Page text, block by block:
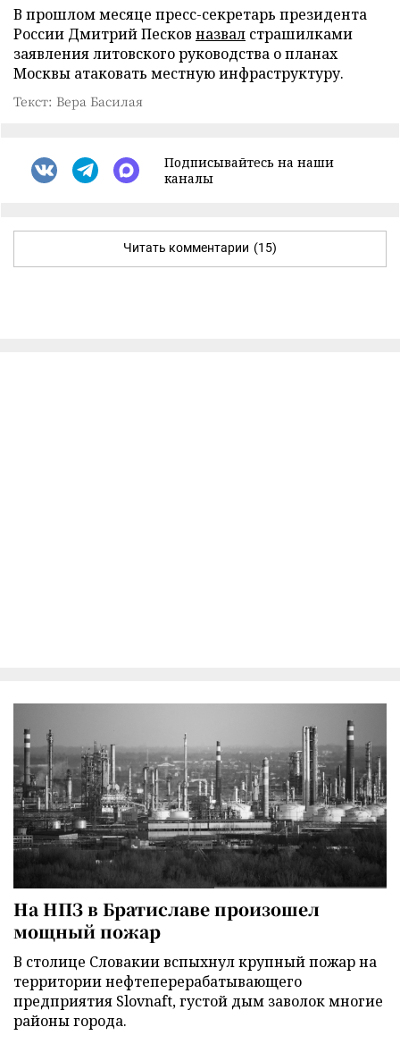
В прошлом месяце пресс-секретарь президента
России Дмитрий Песков назвал страшилками
заявления литовского руководства о планах
Москвы атаковать местную инфраструктуру.
Текст: Вера Басилая
Подписывайтесь на наши
каналы
Читать комментарии (15)
На НПЗ в Братиславе произошел
мощный пожар
В столице Словакии вспыхнул крупный пожар на
территории нефтеперерабатывающего
предприятия Slovnaft, густой дым заволок многие
районы города.